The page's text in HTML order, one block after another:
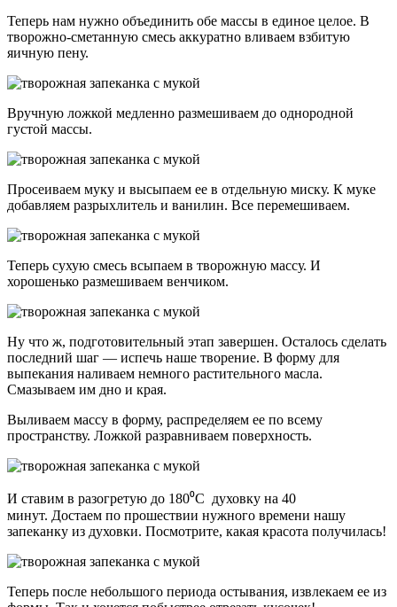
Теперь нам нужно объединить обе массы в единое целое. В
творожно-сметанную смесь аккуратно вливаем взбитую
яичную пену.
Вручную ложкой медленно размешиваем до однородной
густой массы.
Просеиваем муку и высыпаем ее в отдельную миску. К муке
добавляем разрыхлитель и ванилин. Все перемешиваем.
Теперь сухую смесь всыпаем в творожную массу. И
хорошенько размешиваем венчиком.
Ну что ж, подготовительный этап завершен. Осталось сделать
последний шаг — испечь наше творение. В форму для
выпекания наливаем немного растительного масла.
Смазываем им дно и края.
Выливаем массу в форму, распределяем ее по всему
пространству. Ложкой разравниваем поверхность.
И ставим в разогретую до 180⁰С духовку на 40
минут. Достаем по прошествии нужного времени нашу
запеканку из духовки. Посмотрите, какая красота получилась!
Теперь после небольшого периода остывания, извлекаем ее из